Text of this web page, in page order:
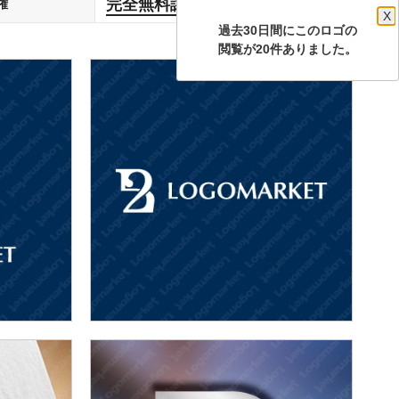
過去30日間にこのロゴの
X
閲覧が20件ありました。